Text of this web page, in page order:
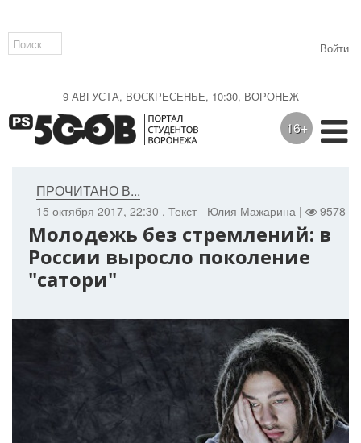
9 АВГУСТА, ВОСКРЕСЕНЬЕ, 10:30, ВОРОНЕЖ
Войти
16+
15 октября 2017, 22:30 , Текст - Юлия Мажарина | 9578 |
ПРОЧИТАНО В...
Молодежь без стремлений: в
России выросло поколение
"сатори"